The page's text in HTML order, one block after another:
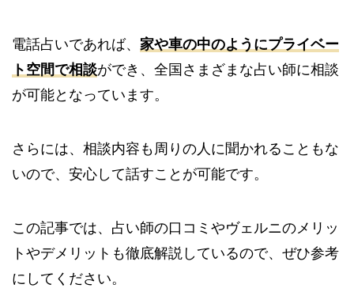
電話占いであれば、 家や車の中のようにプライベー
ト空間で相談ができ、全国さまざまな占い師に相談
が可能となっています。
さらには、相談内容も周りの人に聞かれることもな
いので、安心して話すことが可能です。
この記事では、占い師の口コミやヴェルニのメリッ
トやデメリットも徹底解説しているので、ぜひ参考
にしてください。